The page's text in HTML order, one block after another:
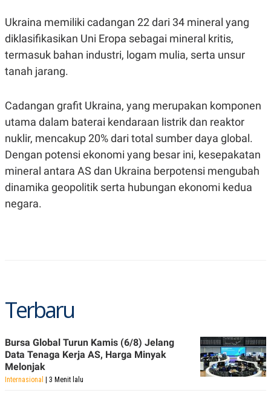
Ukraina memiliki cadangan 22 dari 34 mineral yang
diklasifikasikan Uni Eropa sebagai mineral kritis,
termasuk bahan industri, logam mulia, serta unsur
tanah jarang.
Cadangan grafit Ukraina, yang merupakan komponen
utama dalam baterai kendaraan listrik dan reaktor
nuklir, mencakup 20% dari total sumber daya global.
Dengan potensi ekonomi yang besar ini, kesepakatan
mineral antara AS dan Ukraina berpotensi mengubah
dinamika geopolitik serta hubungan ekonomi kedua
negara.
Terbaru
Bursa Global Turun Kamis (6/8) Jelang
Data Tenaga Kerja AS, Harga Minyak
Melonjak
Internasional | 3 Menit lalu